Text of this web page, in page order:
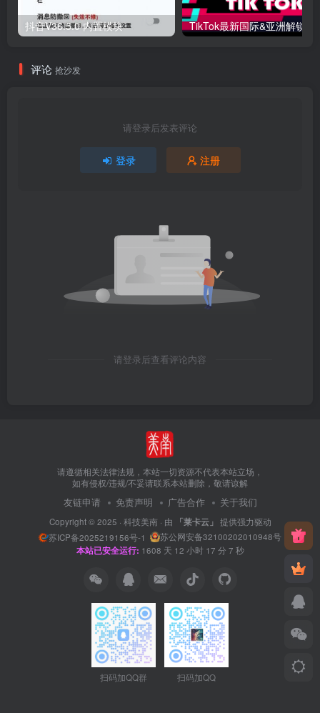
抖音V36.5.0 内置模块
评论 抢沙发
请登录后发表评论
登录 注册
请登录后查看评论内容
请遵循相关法律法规，本站一切资源不代表本站立场，
如有侵权/违规/不妥请联系本站删除，敬请谅解
友链申请 免责声明 广告合作 关于我们
Copyright © 2025 · 科技美南 · 由 「莱卡云」 提供强力驱动
苏ICP备2025219156号-1
苏公网安备32100202010948号
本站已安全运行: 1608 天 12 小时 17 分 8 秒
扫码加QQ群 扫码加QQ